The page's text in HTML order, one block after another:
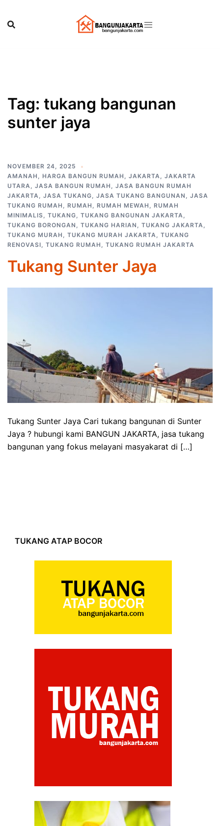
content
Tag: tukang bangunan
sunter jaya
NOVEMBER 24, 2025
AMANAH , HARGA BANGUN RUMAH , JAKARTA, JAKARTA
UTARA, JASA BANGUN RUMAH , JASA BANGUN RUMAH
JAKARTA, JASA TUKANG, JASA TUKANG BANGUNAN , JASA
TUKANG RUMAH , RUMAH , RUMAH MEWAH , RUMAH
MINIMALIS, TUKANG, TUKANG BANGUNAN JAKARTA,
TUKANG BORONGAN , TUKANG HARIAN , TUKANG JAKARTA,
TUKANG MURAH , TUKANG MURAH JAKARTA, TUKANG
RENOVASI, TUKANG RUMAH , TUKANG RUMAH JAKARTA
Tukang Sunter Jaya
Tukang Sunter Jaya Cari tukang bangunan di Sunter
Jaya ? hubungi kami BANGUN JAKARTA, jasa tukang
bangunan yang fokus melayani masyakarat di […]
TUKANG ATAP BOCOR